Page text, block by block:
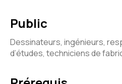
Public
Dessinateurs, ingénieurs,
d’études, techniciens de